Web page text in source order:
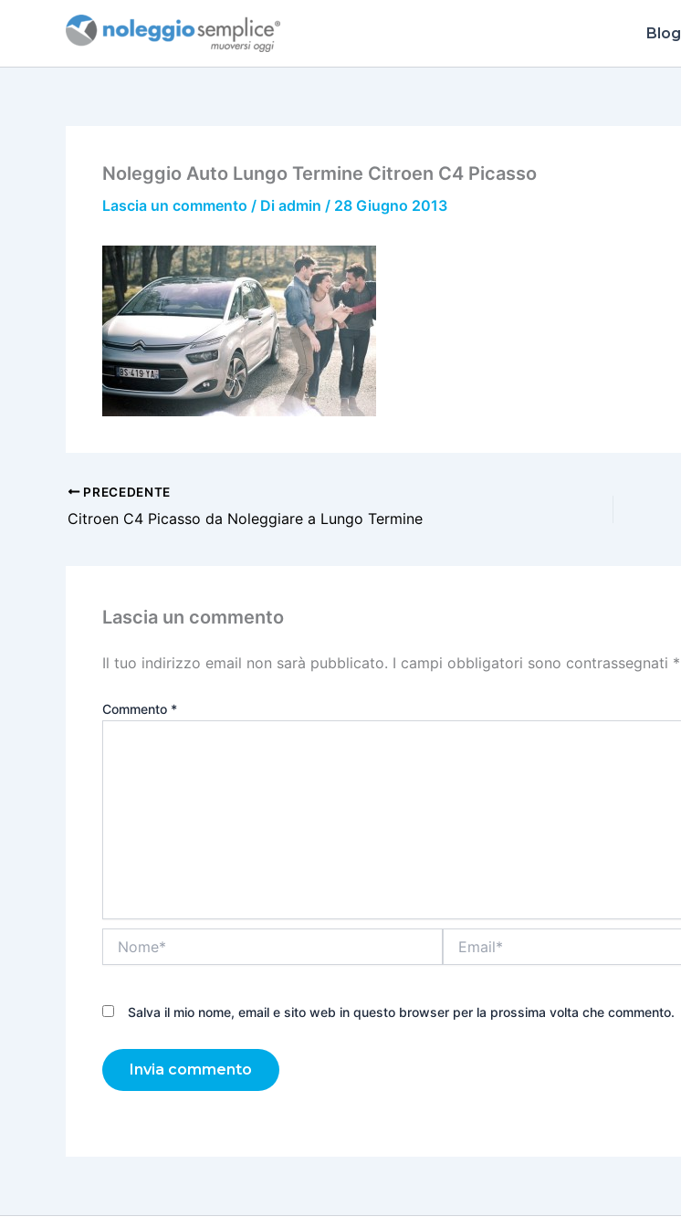
Blog
Noleggio Auto Lungo Termine Citroen C4 Picasso
Lascia un commento / Di admin / 28 Giugno 2013
PRECEDENTE
Citroen C4 Picasso da Noleggiare a Lungo Termine
Lascia un commento
Il tuo indirizzo email non sarà pubblicato. I campi obbligatori sono contrassegnati *
Commento *
Salva il mio nome, email e sito web in questo browser per la prossima volta che commento.